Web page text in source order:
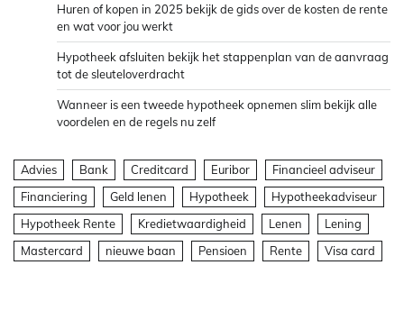
Huren of kopen in 2025 bekijk de gids over de kosten de rente
en wat voor jou werkt
Hypotheek afsluiten bekijk het stappenplan van de aanvraag
tot de sleuteloverdracht
Wanneer is een tweede hypotheek opnemen slim bekijk alle
voordelen en de regels nu zelf
Advies Bank Creditcard Euribor
Financieel adviseur
Financiering
Geld lenen Hypotheek
Hypotheekadviseur
Hypotheek Rente
Kredietwaardigheid Lenen
Lening
Mastercard
nieuwe baan Pensioen Rente Visa card